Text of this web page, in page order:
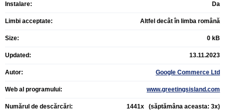
Instalare: Da
Limbi acceptate: Altfel decât în limba română
Size: 0 kB
Updated: 13.11.2023
Autor: Google Commerce Ltd
Web al programului: www.greetingsisland.com
Numărul de descărcări: 1441x (săptămâna aceasta: 3x)